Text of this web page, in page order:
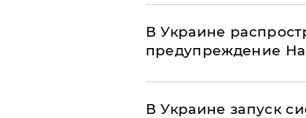
В Украине
предупреждение
В Украине запуск